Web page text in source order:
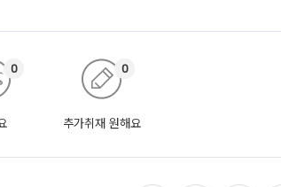
0
추가취재 원해요
0